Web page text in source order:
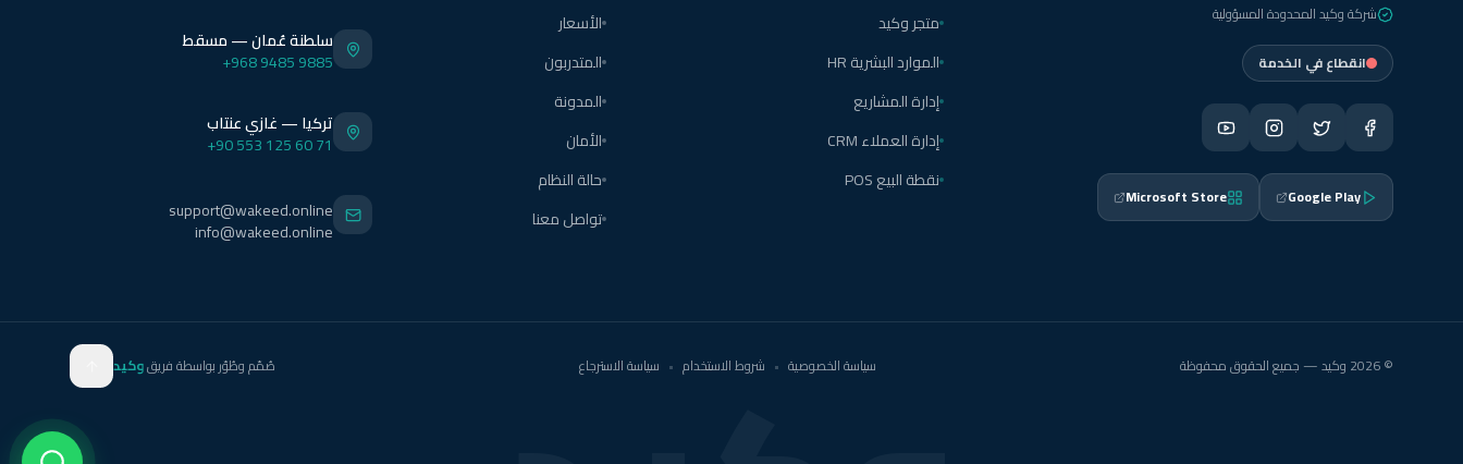
شركة وكيد المحدودة المسؤولية
انقطاع في الخدمة
Google Play
Microsoft Store
متجر وكيد
الموارد البشرية HR
إدارة المشاريع
إدارة العملاء CRM
نقطة البيع POS
الأسعار
المتدربون
المدونة
الأمان
حالة النظام
تواصل معنا
سلطنة عُمان — مسقط
+968 9485 9885
تركيا — غازي عنتاب
+90 553 125 60 71
support@wakeed.online
info@wakeed.online
© 2026 وكيد — جميع الحقوق محفوظة سياسة الخصوصية • شروط الاستخدام • سياسة الاسترجاع صُمّم وطُوّر بواسطة فريقوكيد